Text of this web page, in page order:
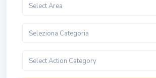
Select Area
Seleziona Categoria
Select Action Category